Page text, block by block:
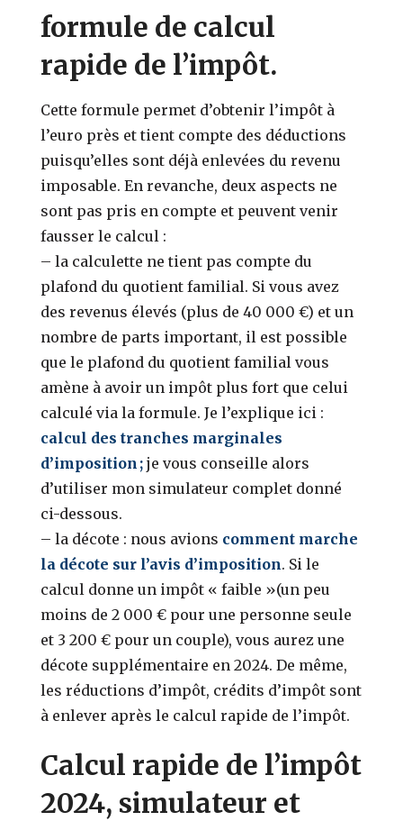
formule de calcul
rapide de l’impôt.
Cette formule permet d’obtenir l’impôt à
l’euro près et tient compte des déductions
puisqu’elles sont déjà enlevées du revenu
imposable. En revanche, deux aspects ne
sont pas pris en compte et peuvent venir
fausser le calcul :
– la calculette ne tient pas compte du
plafond du quotient familial. Si vous avez
des revenus élevés (plus de 40 000 €) et un
nombre de parts important, il est possible
que le plafond du quotient familial vous
amène à avoir un impôt plus fort que celui
calculé via la formule. Je l’explique ici :
calcul des tranches marginales
d’imposition ; je vous conseille alors
d’utiliser mon simulateur complet donné
ci-dessous.
– la décote : nous avions comment marche
la décote sur l’avis d’imposition. Si le
calcul donne un impôt « faible »(un peu
moins de 2 000 € pour une personne seule
et 3 200 € pour un couple), vous aurez une
décote supplémentaire en 2024. De même,
les réductions d’impôt, crédits d’impôt sont
à enlever après le calcul rapide de l’impôt.
Calcul rapide de l’impôt
2024, simulateur et